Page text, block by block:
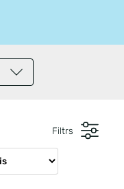
Filtrs